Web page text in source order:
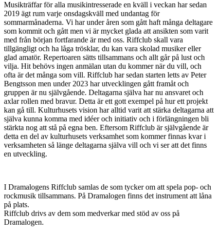
Musikträffar för alla musikintresserade en kväll i veckan har sedan
2019 ägt rum varje onsdagskväll med undantag för
sommarmånaderna. Vi har under åren som gått haft många deltagare
som kommit och gått men vi är mycket glada att ansikten som varit
med från början fortfarande är med oss. Riffclub skall vara
tillgängligt och ha låga trösklar, du kan vara skolad musiker eller
glad amatör. Repertoaren sätts tillsammans och allt går på lust och
vilja. Hit behövs ingen anmälan utan du kommer när du vill, och
ofta är det många som vill. Riffclub har sedan starten letts av Peter
Bengtsson men under 2023 har utvecklingen gått framåt och
gruppen är nu självgående. Deltagarna själva har nu ansvaret och
axlar rollen med bravur. Detta är ett gott exempel på hur ett projekt
kan gå till. Kulturhusets vision har alltid varit att stärka deltagarna att
själva kunna komma med idéer och initiativ och i förlängningen bli
stärkta nog att stå på egna ben. Eftersom Riffclub är självgående är
detta en del av kulturhusets verksamhet som kommer finnas kvar i
verksamheten så länge deltagarna själva vill och vi ser att det finns
en utveckling.
I Dramalogens Riffclub samlas de som tycker om att spela pop- och
rockmusik tillsammans. På Dramalogen finns det instrument att låna
på plats.
Riffclub drivs av dem som medverkar med stöd av oss på
Dramalogen.